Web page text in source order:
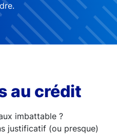
au crédit
imbattable ?
justificatif (ou presque)